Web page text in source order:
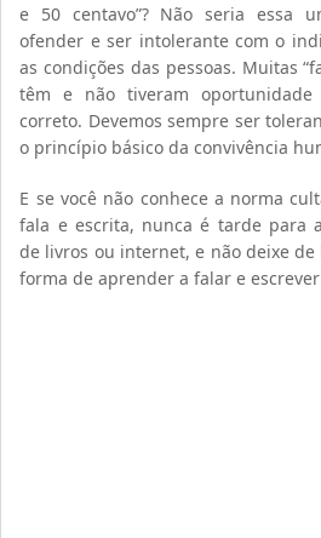
e 50 centavo”? Não seria essa
ofender e ser intolerante com o
as condições das pessoas. Muitas
têm e não tiveram
correto. Devemos sempre ser
o princípio básico da convivência
E se você não conhece a norma
fala e escrita, nunca é tarde para
de livros ou internet, e não deixe
forma de aprender a falar e